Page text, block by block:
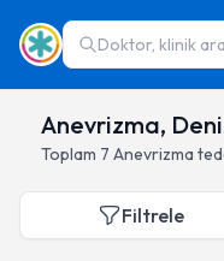
Doktor, klinik
Anevrizma,
Toplam 7 Anevrizma
Filtrele